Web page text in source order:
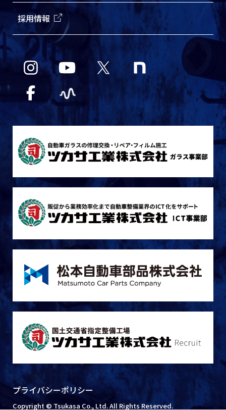
採用情報
プライバシーポリシー
Copyright © Tsukasa Co., Ltd. All Rights Reserved.